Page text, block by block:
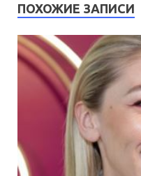
ПОХОЖИЕ ЗАПИСИ